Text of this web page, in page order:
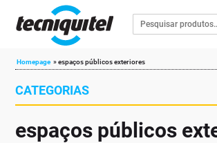
Homepage »espaços públicos exteriores
CATEGORIAS
espaços públicos